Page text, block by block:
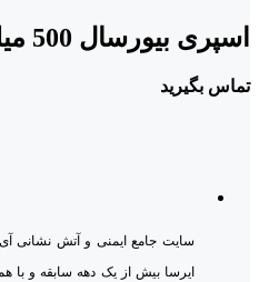
اسپری بیورسال 500 میلی لیتر
تماس بگیرید
ایرسا بیش از یک دهه سابقه و با